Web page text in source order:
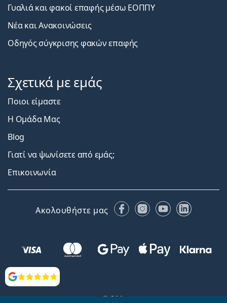
Αξιολογήσεις
Γυαλιά και φακοί επαφής μέσω ΕΟΠΠΥ
Νέα και Ανακοινώσεις
Οδηγός σύγκρισης φακών επαφής
Σχετικά με εμάς
Ποιοι είμαστε
Η Ομάδα Μας
Blog
Γιατί να ψωνίσετε από εμάς;
Επικοινωνία
Ακολουθήστε μας FacebookInstagram
YouTubeLinkedIn